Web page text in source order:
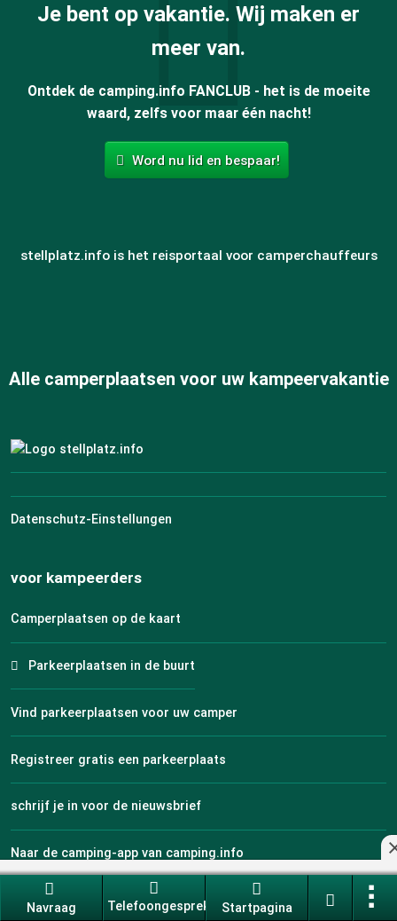
Navraag Telefoongesprek Startpagina
Je bent op vakantie. Wij maken er
meer van.
Ontdek de camping.info FANCLUB - het is de moeite
waard, zelfs voor maar één nacht!
Word nu lid en bespaar!
stellplatz.info is het reisportaal voor camperchauffeurs
Alle camperplaatsen voor uw kampeervakantie
Datenschutz-Einstellungen
voor kampeerders
Camperplaatsen op de kaart
Parkeerplaatsen in de buurt
Vind parkeerplaatsen voor uw camper
Registreer gratis een parkeerplaats
schrijf je in voor de nieuwsbrief
Naar de camping-app van camping.info
FANCLUB: Kortingen en cadeaus